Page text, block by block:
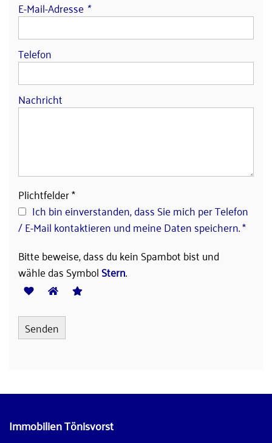
E-Mail-Adresse *
Telefon
Nachricht
Plichtfelder *
Ich bin einverstanden, dass Sie mich per Telefon
/ E-Mail kontaktieren und meine Daten speichern. *
Bitte beweise, dass du kein Spambot bist und
wähle das SymbolStern.
Immobilien Tönisvorst